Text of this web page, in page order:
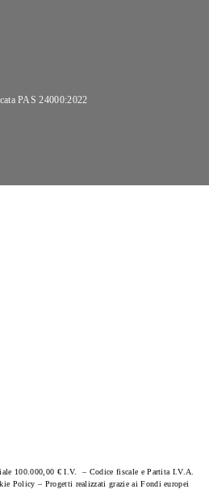
PAS 24000:2022
100.000,00 € I.V. – Codice fiscale e Partita I.V.A.
Policy – Progetti realizzati grazie ai Fondi europei